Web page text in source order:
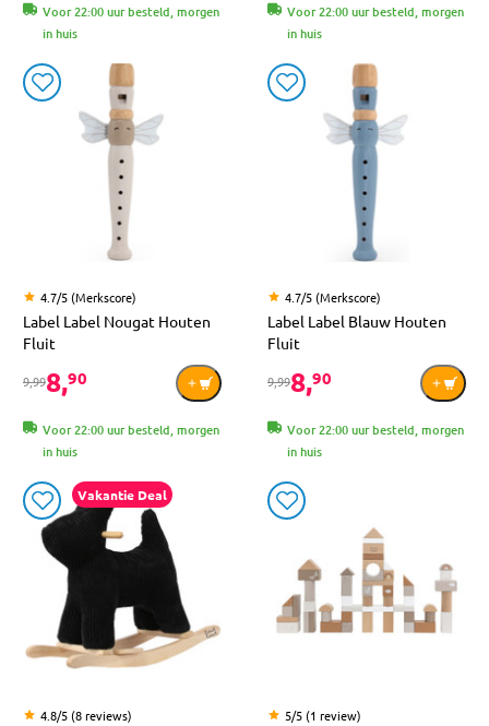
Voor 22:00 uur besteld, morgen
in huis
Voor 22:00 uur besteld, morgen
in huis
4.7/5 (Merkscore)
Label Label Nougat Houten
Fluit
9,998,90
Voor 22:00 uur besteld, morgen
in huis
4.7/5 (Merkscore)
Label Label Blauw Houten
Fluit
9,998,90
Voor 22:00 uur besteld, morgen
in huis
Vakantie Deal
4.8/5 (8 reviews) 5/5 (1 review)